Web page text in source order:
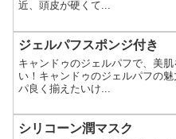
近、頭皮が硬くて...
ジェルパフスポンジ付き
キャンドゥのジェルパフで、美
い！キャンドゥのジェルパフの
パ良く揃えたいけ...
シリコーン潤マスク